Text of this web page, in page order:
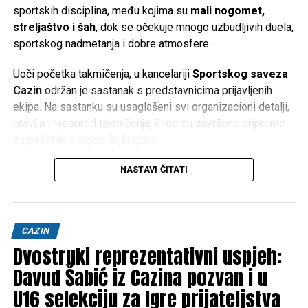
sportskih disciplina, među kojima su mali nogomet,
streljaštvo i šah, dok se očekuje mnogo uzbudljivih duela,
sportskog nadmetanja i dobre atmosfere.
Uoči početka takmičenja, u kancelariji Sportskog saveza
Cazinodržan je sastanak s predstavnicima prijavljenih
ekipa. Na sastanku su usaglašeni svi organizacioni detalji,
pravila i raspored takmičenja, čime su završene pripreme
Radničke igre već godinama predstavljaju jednu od
priliku zaposlenicima lokalnih preduzeća da kroz sport,
zdrav način života.
Organizatori pozivaju sve građane da narednih dana
posjete Alinac i podrže učesnike, te uživaju u zanimljivim
sportskim susretima koji će obilježiti ovogodišnje
NASTAVI ČITATI
CAZIN
Dvostruki reprezentativni uspjeh:
Davud Šabić iz Cazina pozvan i u
U16 selekciju za Igre prijateljstva